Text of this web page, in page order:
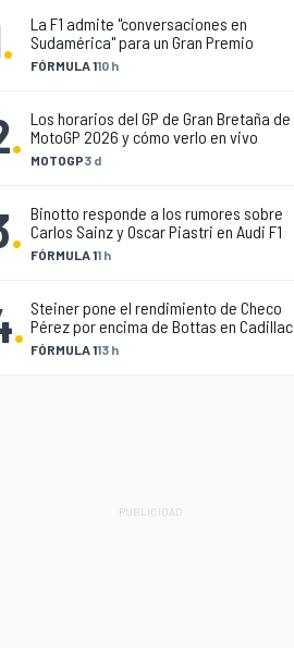
. FÓRMULA 110 h
La F1 admite "conversaciones en
Sudamérica" para un Gran Premio
. MOTOGP3 d
Los horarios del GP de Gran Bretaña de
MotoGP 2026 y cómo verlo en vivo
. FÓRMULA 11 h
Binotto responde a los rumores sobre
Carlos Sainz y Oscar Piastri en Audi F1
. FÓRMULA 113 h
Steiner pone el rendimiento de Checo
Pérez por encima de Bottas en Cadillac